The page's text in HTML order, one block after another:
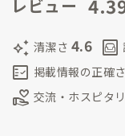
人事業主として本格
真っ只中のなか株式
ました。 株式会社ｔ
ゲストの皆様には
レビュー
auto_awesome 清潔さ 4.6 living
fact_check 掲載情報の正確さ
volunteer_activism 交流・ホスピタ